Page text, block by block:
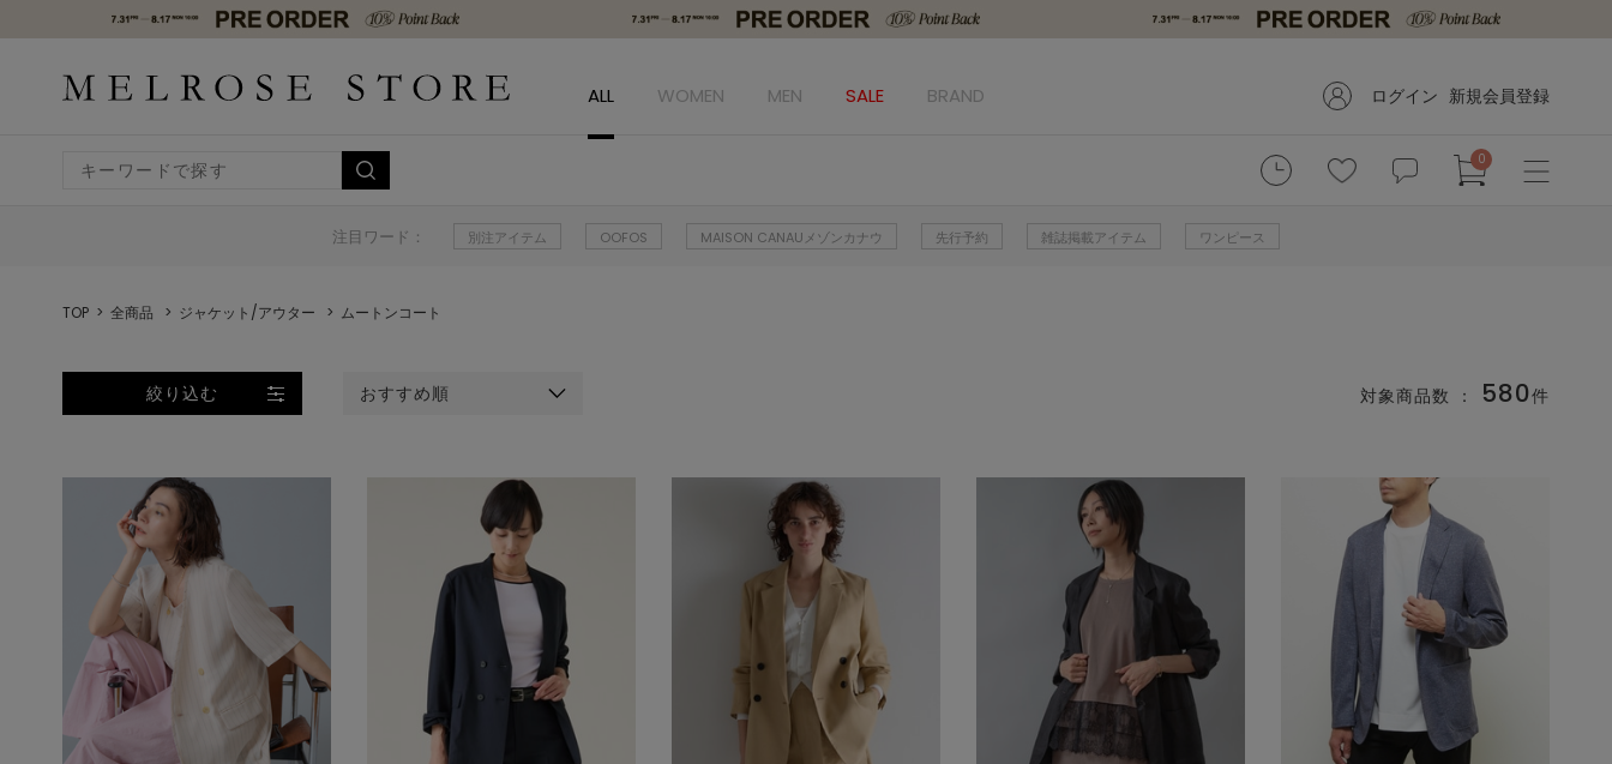
ALL WOMEN MEN SALE BRAND ログイン 新規会員登録
0
注目ワード： 別注アイテム OOFOS MAISON CANAUメゾンカナウ 先行予約 雑誌掲載アイテム ワンピース
TOP 全商品 ジャケット/アウター ムートンコート
絞り込む おすすめ順 対象商品数 ： 580件